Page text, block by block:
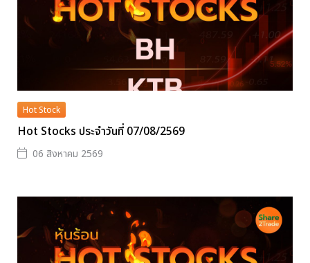
Hot Stock
Hot Stocks ประจำวันที่ 07/08/2569
06 สิงหาคม 2569